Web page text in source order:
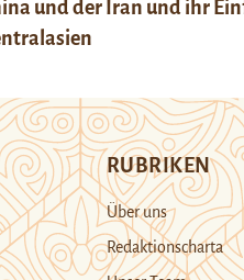
und der Iran und ihr
RUBRIKEN
Über uns
Redaktionscharta